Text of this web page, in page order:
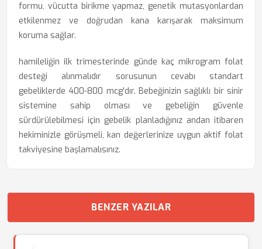
formu, vücutta birikme yapmaz, genetik mutasyonlardan
etkilenmez ve doğrudan kana karışarak maksimum
koruma sağlar.
hamileliğin ilk trimesterinde günde kaç mikrogram folat
desteği alınmalıdır sorusunun cevabı standart
gebeliklerde 400-800 mcg'dır. Bebeğinizin sağlıklı bir sinir
sistemine sahip olması ve gebeliğin güvenle
sürdürülebilmesi için gebelik planladığınız andan itibaren
hekiminizle görüşmeli, kan değerlerinize uygun aktif folat
takviyesine başlamalısınız.
BENZER YAZILAR